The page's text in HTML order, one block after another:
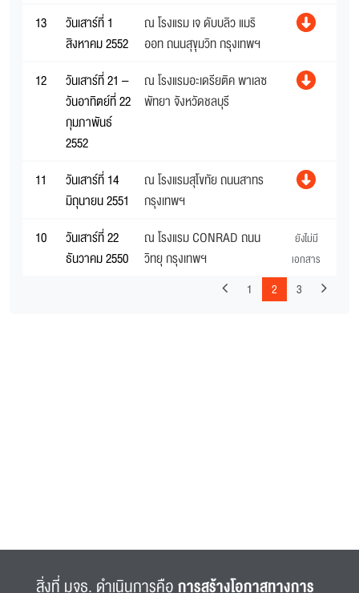
13
วันเสาร์ที่ 1
สิงหาคม 2552
ณ โรงแรม เจ ดับบลิว แมริ
ออท ถนนสุขุมวิท กรุงเทพฯ
12
วันเสาร์ที่ 21 –
วันอาทิตย์ที่ 22
กุมภาพันธ์
2552
ณ โรงแรมอะเดรียติค พาเลซ
พัทยา จังหวัดชลบุรี
11
วันเสาร์ที่ 14
มิถุนายน 2551
ณ โรงแรมสุโขทัย ถนนสาทร
กรุงเทพฯ
10
วันเสาร์ที่ 22
ธันวาคม 2550
ณ โรงแรม CONRAD ถนน
วิทยุ กรุงเทพฯ
ยังไม่มี
เอกสาร
1 2 3
สิ่งที่ มจธ. ดำเนินการคือการสร้างโอกาสทางการ